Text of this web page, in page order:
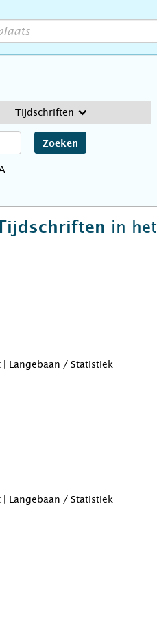
Tijdschriften
Zoeken
in het
Langebaan / Statistiek
Langebaan / Statistiek